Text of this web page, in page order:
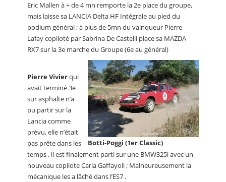
Eric Mallen à + de 4 mn remporte la 2e place du groupe,
mais laisse sa LANCIA Delta HF Intégrale au pied du
podium général ; à plus de 5mn du vainqueur Pierre
Lafay copiloté par Sabrina De Castelli place sa MAZDA
RX7 sur la 3e marche du Groupe (6e au général)
Botti-Poggi (1er Classic)
Pierre Vivierqui
avait terminé 3e
sur asphalte n’a
pu partir sur la
Lancia comme
prévu, elle n’était
pas prête dans les
temps , il est finalement parti sur une BMW325i avec un
nouveau copilote Carla Gaffayoli ; Malheureusement la
mécanique les a lâché dans l’ES7 .